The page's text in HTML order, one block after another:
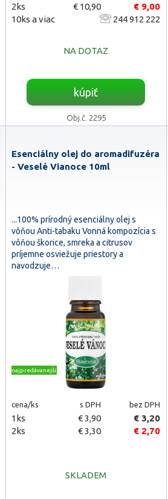
2ks
€ 10,90
€ 9,00
10ks a viac
244 912 222
NA DOTAZ
kúpiť
Obj.č. 2295
Esenciálny olej do aromadifuzéra
- Veselé Vianoce 10ml
...100% prírodný esenciálny olej s
vôňou Anti-tabaku Vonná kompozícia s
vôňou škorice, smreka a citrusov
príjemne osviežuje priestory a
navodzuje…
najpredávanejšie
cena/ks s DPH bez DPH
1ks € 3,90
€ 3,20
2ks
€ 3,30 € 2,70
SKLADEM